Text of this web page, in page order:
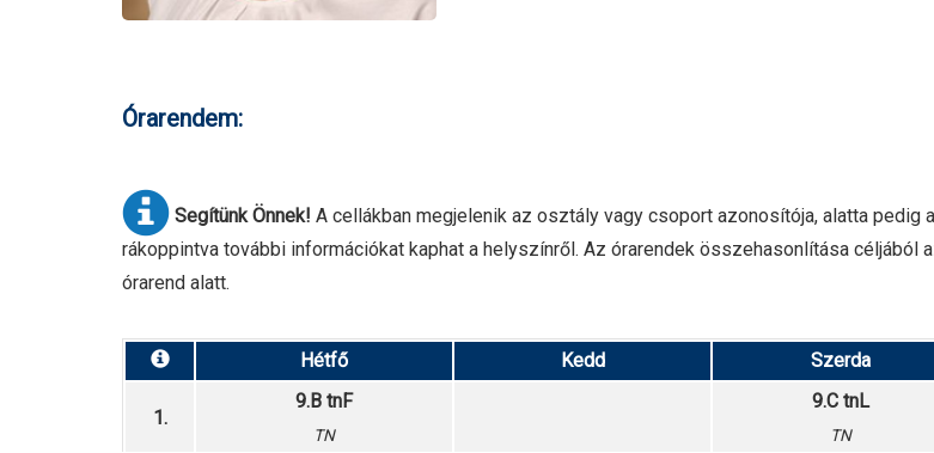
Órarendem:
Segítünk Önnek! A cellákban megjelenik az osztály vagy csoport azonosítója, alatta pedig
rákoppintva további információkat kaphat a helyszínről. Az órarendek összehasonlítása céljából
órarend alatt.
Hétfő Kedd Szerda
1.
9.B tnF
TN
9.C tnL
TN